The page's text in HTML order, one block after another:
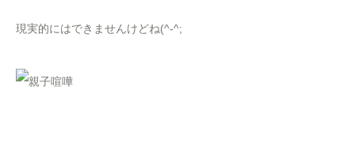
現実的にはできませんけどね(^-^;